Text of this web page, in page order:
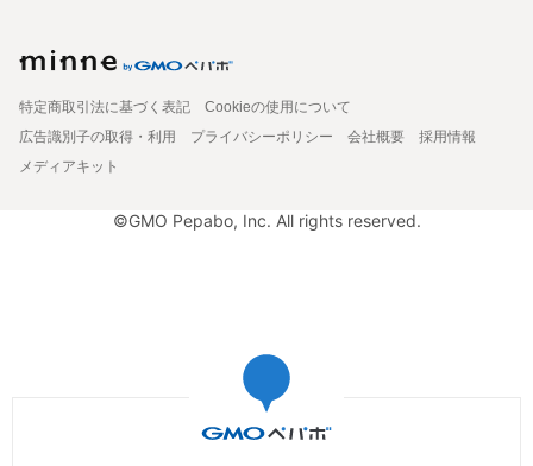
特定商取引法に基づく表記
Cookieの使用について
広告識別子の取得・利用
プライバシーポリシー 会社概要
採用情報
メディアキット
©GMO Pepabo, Inc. All rights reserved.